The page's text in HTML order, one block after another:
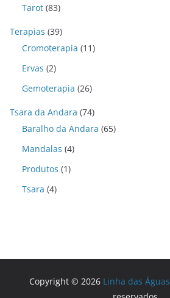
Tarot (83)
Terapias (39)
Cromoterapia (11)
Ervas (2)
Gemoterapia (26)
Tsara da Andara (74)
Baralho da Andara (65)
Mandalas (4)
Produtos (1)
Tsara (4)
Copyright © 2026 Linha das Águas